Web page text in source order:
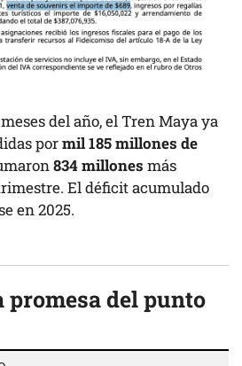
del año, el Tren Maya ya
pormil 185 millones de
834 millones más
El déficit acumulado
en 2025.
promesa del punto